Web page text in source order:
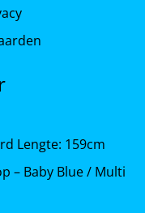
Lengte: 159cm
– Baby Blue / Multi